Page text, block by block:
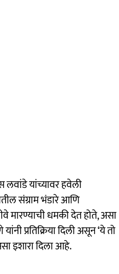
लवांडे यांच्यावर हवेली
संग्राम भंडारे आणि
मारण्याची धमकी देत होते, असा
प्रतिक्रिया दिली असून ‘ये तो
इशारा दिला आहे.